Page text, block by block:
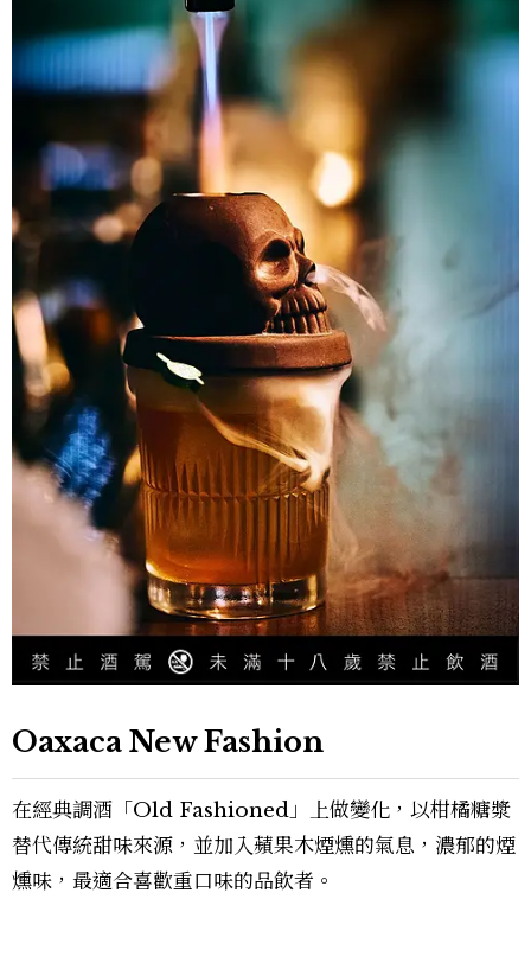
Oaxaca New Fashion
在經典調酒「Old Fashioned」上做變化，以柑橘糖漿
替代傳統甜味來源，並加入蘋果木煙燻的氣息，濃郁的煙
燻味，最適合喜歡重口味的品飲者。